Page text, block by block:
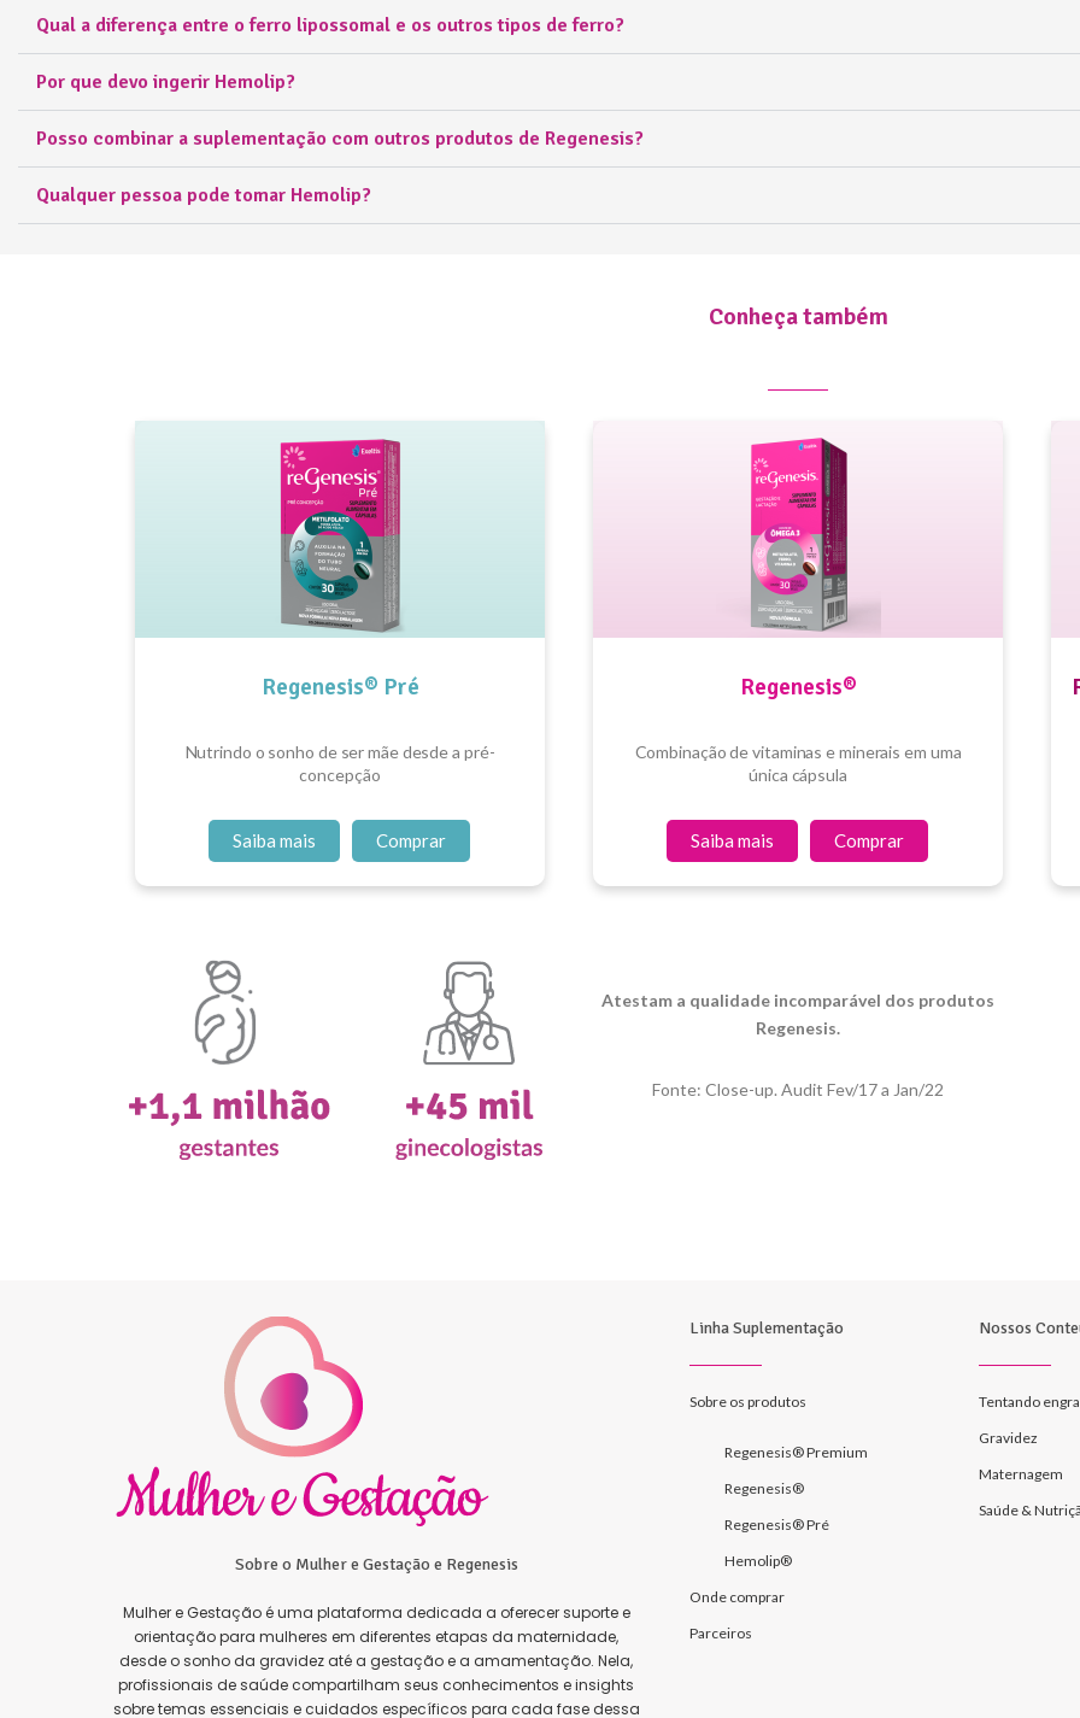
Qual a diferença entre o ferro lipossomal e os outros tipos de ferro?
Por que devo ingerir Hemolip?
Posso combinar a suplementação com outros produtos de Regenesis?
Qualquer pessoa pode tomar Hemolip?
Conheça também
Regenesis® Pré
Nutrindo o sonho de ser mãe desde a pré-
concepção
Saiba mais Comprar
Regenesis®
Combinação de vitaminas e minerais em uma
única cápsula
Saiba mais Comprar
Atestam a qualidade incomparável dos produtos
Regenesis.
Fonte: Close-up. Audit Fev/17 a Jan/22
Sobre o Mulher e Gestação e Regenesis
Mulher e Gestação é uma plataforma dedicada a oferecer suporte e
orientação para mulheres em diferentes etapas da maternidade,
desde o sonho da gravidez até a gestação e a amamentação. Nela,
profissionais de saúde compartilham seus conhecimentos e insights
sobre temas essenciais e cuidados específicos para cada fase dessa
Linha Suplementação
Sobre os produtos
Regenesis® Premium
Regenesis®
Regenesis® Pré
Hemolip®
Onde comprar
Parceiros
Nossos
Tentando
Gravidez
Maternagem
Saúde &